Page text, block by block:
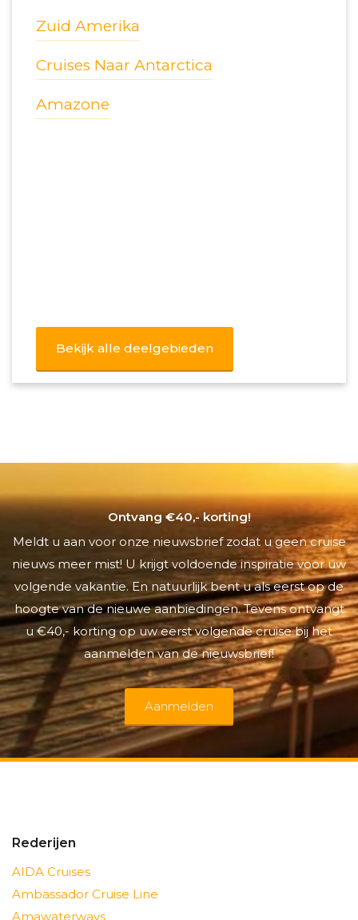
Zuid Amerika
Cruises Naar Antarctica
Amazone
Bekijk alle deelgebieden
Ontvang €40,- korting!
Meldt u aan voor onze nieuwsbrief zodat u geen cruise
nieuws meer mist! U krijgt voldoende inspiratie voor uw
volgende vakantie. En natuurlijk bent u als eerst op de
hoogte van de nieuwe aanbiedingen. Tevens ontvangt
u €40,- korting op uw eerst volgende cruise bij het
aanmelden van de nieuwsbrief!
Aanmelden
Rederijen
AIDA Cruises
Ambassador Cruise Line
Amawaterways